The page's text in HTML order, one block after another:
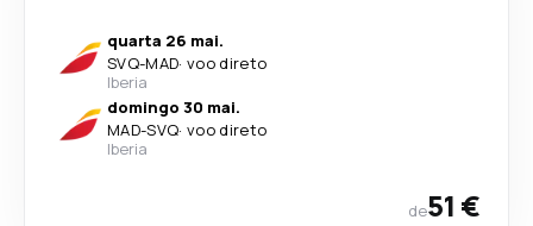
quarta 26 mai.
SVQ-MAD· voo direto
Iberia
domingo 30 mai.
MAD-SVQ· voo direto
Iberia
de51 €